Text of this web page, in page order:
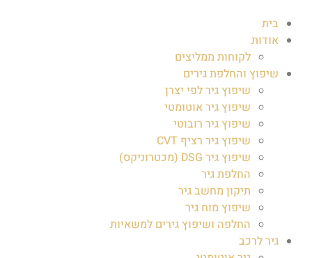
בית
אודות
לקוחות ממליצים
שיפוץ והחלפת גירים
שיפוץ גיר לפי יצרן
שיפוץ גיר אוטומטי
שיפוץ גיר רובוטי
שיפוץ גיר רציף CVT
שיפוץ גיר DSG (מכטרוניקס)
החלפת גיר
תיקון מחשב גיר
שיפוץ מוח גיר
החלפה ושיפוץ גירים למשאיות
גיר לרכב